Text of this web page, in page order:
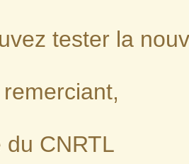
tester la
du CNRTL